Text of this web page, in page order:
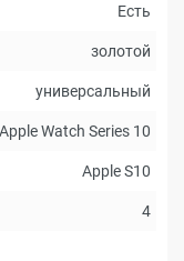
Есть
золотой
универсальный
Apple Watch Series 10
Apple S10
4